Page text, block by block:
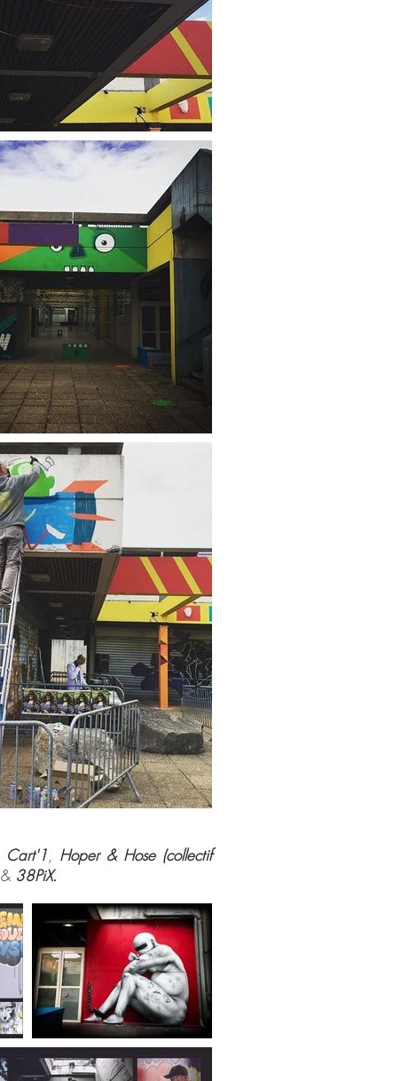
Cart'1, Hoper & Hose (collectif
& 38PiX.